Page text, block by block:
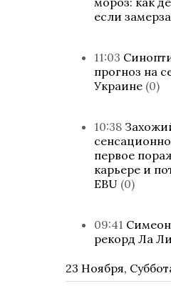
если
11:03
прогноз на
Украине (0)
10:38
первое
карьере и
EBU (0)
09:41
рекорд Ла
23 Ноября,